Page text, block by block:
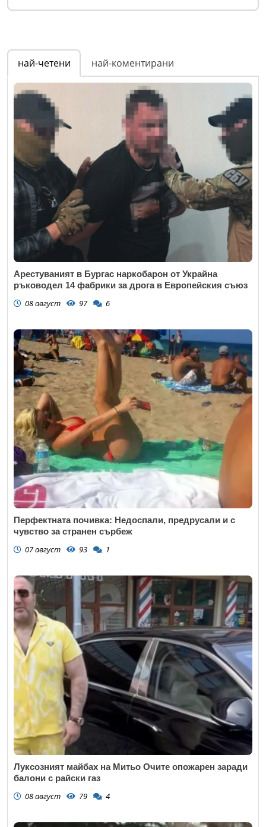
най-четени най-коментирани
Арестуваният в Бургас наркобарон от Украйна
ръководел 14 фабрики за дрога в Европейския съюз
08 август 97 6
Перфектната почивка: Недоспали, предрусали и с
чувство за странен сърбеж
07 август 93 1
Луксозният майбах на Митьо Очите опожарен заради
балони с райски газ
08 август 79 4